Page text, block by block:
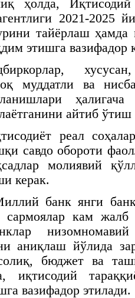
ҳолда, Иқтисодий
2021-2025
тайёрлаш ҳамда
этишга вазифадор
муддатли ва
ҳалигача
айтиб
реал
савдо обороти
молиявий
керак.
банк янги
кам жалб
аниқлаш йўлида
бюджет ва
иқтисодий
вазифадор этилади.